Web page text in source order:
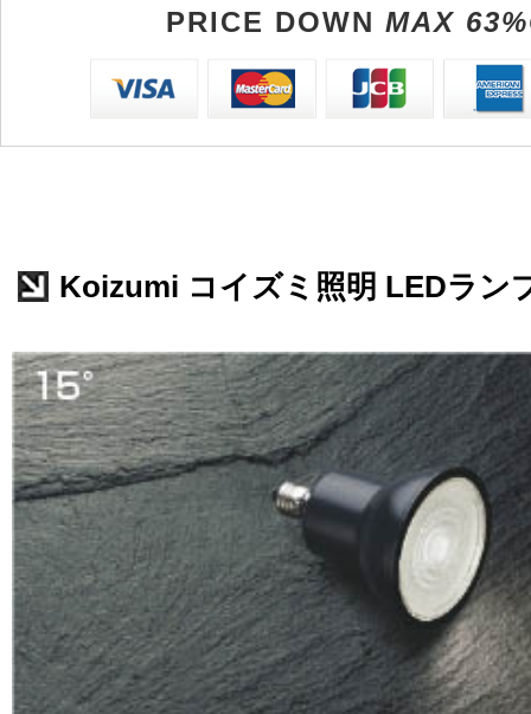
PRICE DOWN MAX
Koizumi コイズミ照明 LEDラン